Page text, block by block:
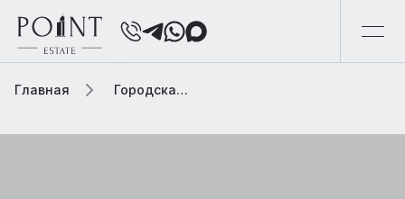
Главная Городская элитная недвижимость